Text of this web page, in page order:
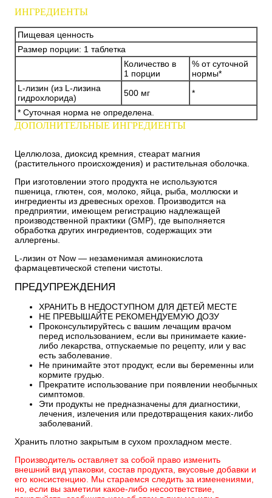
ИНГРЕДИЕНТЫ
Пищевая ценность
Размер порции: 1 таблетка
Количество в
1 порции
% от суточной
нормы*
L-лизин (из L-лизина
гидрохлорида)
500 мг
*
* Суточная норма не определена.
ДОПОЛНИТЕЛЬНЫЕ ИНГРЕДИЕНТЫ
Целлюлоза, диоксид кремния, стеарат магния
(растительного происхождения) и растительная оболочка.
При изготовлении этого продукта не используются
пшеница, глютен, соя, молоко, яйца, рыба, моллюски и
ингредиенты из древесных орехов. Производится на
предприятии, имеющем регистрацию надлежащей
производственной практики (GMP), где выполняется
обработка других ингредиентов, содержащих эти
аллергены.
L-лизин от Now — незаменимая аминокислота
фармацевтической степени чистоты.
ПРЕДУПРЕЖДЕНИЯ
ХРАНИТЬ В НЕДОСТУПНОМ ДЛЯ ДЕТЕЙ МЕСТЕ
НЕ ПРЕВЫШАЙТЕ РЕКОМЕНДУЕМУЮ ДОЗУ
Проконсультируйтесь с вашим лечащим врачом
перед использованием, если вы принимаете какие-
либо лекарства, отпускаемые по рецепту, или у вас
есть заболевание.
Не принимайте этот продукт, если вы беременны или
кормите грудью.
Прекратите использование при появлении необычных
симптомов.
Эти продукты не предназначены для диагностики,
лечения, излечения или предотвращения каких-либо
заболеваний.
Хранить плотно закрытым в сухом прохладном месте.
Производитель оставляет за собой право изменить
внешний вид упаковки, состав продукта, вкусовые добавки и
его консистенцию. Мы стараемся следить за изменениями,
но, если вы заметили какое-либо несоответствие,